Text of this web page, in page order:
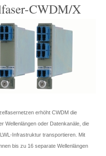
CWDM/X
erhöht CWDM die
Wellenlängen oder Datenkanäle, die
Infrastruktur transportieren. Mit
bis zu 16 separate Wellenlängen